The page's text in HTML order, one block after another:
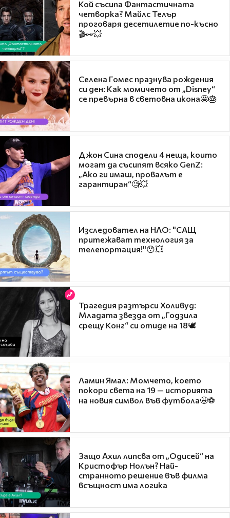
Кой съсипа Фантастичната
четворка? Майлс Телър
проговаря десетилетие по-късно
🎬👀💥
Селена Гомес празнува рождения
си ден: Как момичето от „Disney“
се превърна в световна икона🤩🎂
Джон Сина сподели 4 неща, които
могат да съсипят всяко GenZ:
„Ако ги имаш, провалът е
гарантиран“🧐💥
Изследовател на НЛО: "САЩ
притежават технология за
телепортация!"😯💥
Трагедия разтърси Холивуд:
Младата звезда от „Годзила
срещу Конг“ си отиде на 18🕊️
Ламин Ямал: Момчето, което
покори света на 19 — историята
на новия символ във футбола🤩⚽
Защо Ахил липсва от „Одисей“ на
Кристофър Нолън? Най-
странното решение във филма
всъщност има логика